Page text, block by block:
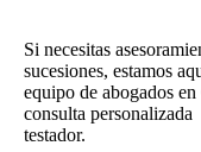
Si necesitas
sucesiones, estamos
equipo de abogados
consulta
testador.